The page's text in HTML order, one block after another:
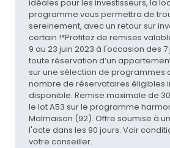
idéales pour les investisseurs, la
programme vous permettra de
sereinement, avec un retour sur
certain !*Profitez de remises
9 au 23 juin 2023 à l'occasion des
toute réservation d’un
sur une sélection de programmes
nombre de réservataires éligibles
disponible. Remise maximale de
le lot A53 sur le programme
Malmaison (92). Offre soumise à
l'acte dans les 90 jours. Voir
votre conseiller.